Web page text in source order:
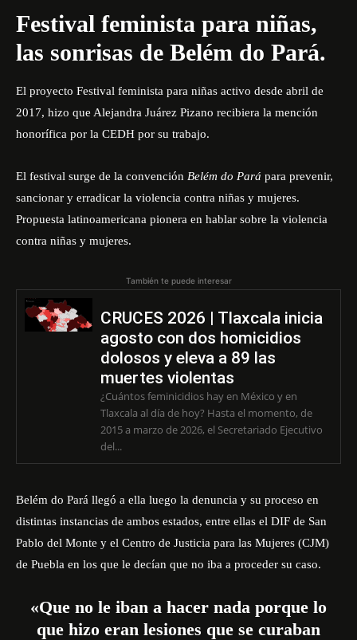
Festival feminista para niñas,
las sonrisas de Belém do Pará.
El proyecto Festival feminista para niñas activo desde abril de
2017, hizo que Alejandra Juárez Pizano recibiera la mención
honorífica por la CEDH por su trabajo.
El festival surge de la convención Belém do Pará para prevenir,
sancionar y erradicar la violencia contra niñas y mujeres.
Propuesta latinoamericana pionera en hablar sobre la violencia
contra niñas y mujeres.
También te puede interesar
CRUCES 2026 | Tlaxcala inicia
agosto con dos homicidios
dolosos y eleva a 89 las
muertes violentas
¿Cuántos feminicidios hay en México y en
Tlaxcala al día de hoy? Hasta el momento, de
2015 a marzo de 2026, el Secretariado Ejecutivo
del...
Belém do Pará llegó a ella luego la denuncia y su proceso en
distintas instancias de ambos estados, entre ellas el DIF de San
Pablo del Monte y el Centro de Justicia para las Mujeres (CJM)
de Puebla en los que le decían que no iba a proceder su caso.
«Que no le iban a hacer nada porque lo
que hizo eran lesiones que se curaban